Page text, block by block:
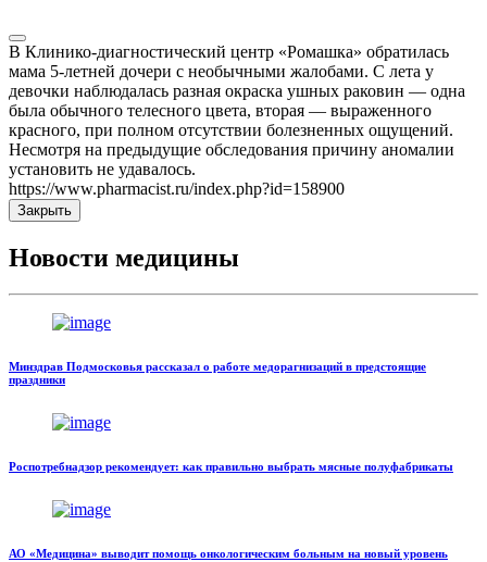
В Клинико-диагностический центр «Ромашка» обратилась
мама 5-летней дочери с необычными жалобами. С лета у
девочки наблюдалась разная окраска ушных раковин — одна
была обычного телесного цвета, вторая — выраженного
красного, при полном отсутствии болезненных ощущений.
Несмотря на предыдущие обследования причину аномалии
установить не удавалось.
https://www.pharmacist.ru/index.php?id=158900
Закрыть
Новости медицины
Минздрав Подмосковья рассказал о работе медорагнизаций в предстоящие
праздники
Роспотребнадзор рекомендует: как правильно выбрать мясные полуфабрикаты
АО «Медицина» выводит помощь онкологическим больным на новый уровень